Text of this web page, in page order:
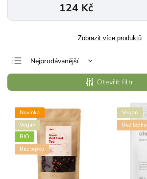
124 Kč
Zobrazit více produktů
Nejprodávanější
Nejlevnější
Nejdražší
Abecedně
Otevřít filtr
Novinka
Vegan
BIO
Bez lepku
Vegan
Bez lepku